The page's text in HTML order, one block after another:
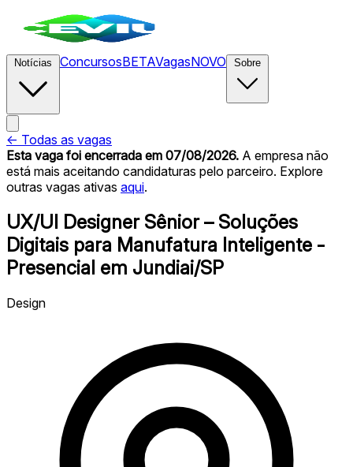
ConcursosBETAVagasNOVO
← Todas as vagas
Esta vaga foi encerrada em 07/08/2026. A empresa não
está mais aceitando candidaturas pelo parceiro. Explore
outras vagas ativas aqui.
UX/UI Designer Sênior – Soluções
Digitais para Manufatura Inteligente -
Presencial em Jundiai/SP
Design